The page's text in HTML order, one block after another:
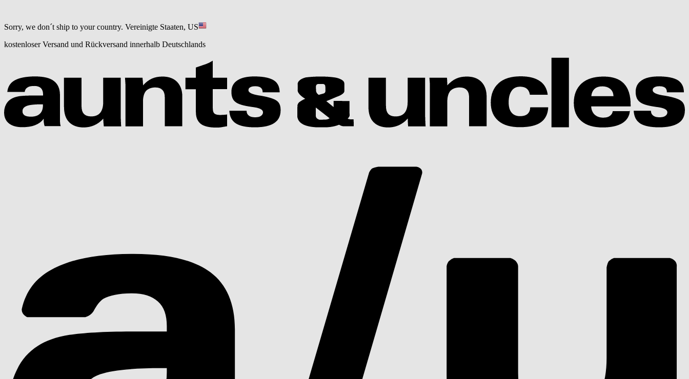
Sorry, we don´t ship to your country. Vereinigte Staaten, US
kostenloser Versand und Rückversand innerhalb Deutschlands